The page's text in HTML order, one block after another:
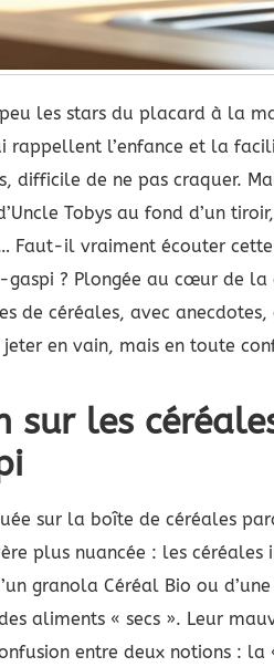
les stars du placard à la
rappellent l’enfance et la
difficile de ne pas craquer.
Tobys au fond d’un
Faut-il vraiment écouter
? Plongée au cœur de la
de céréales, avec
en vain, mais en toute
sur les
sur la boîte de céréales
plus nuancée : les céréales
granola Céréal Bio ou
aliments « secs ». Leur
entre deux notions :